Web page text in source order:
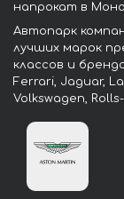
напрокат в
Автопарк
лучших марок
классов и
Ferrari, Jaguar,
Volkswagen,